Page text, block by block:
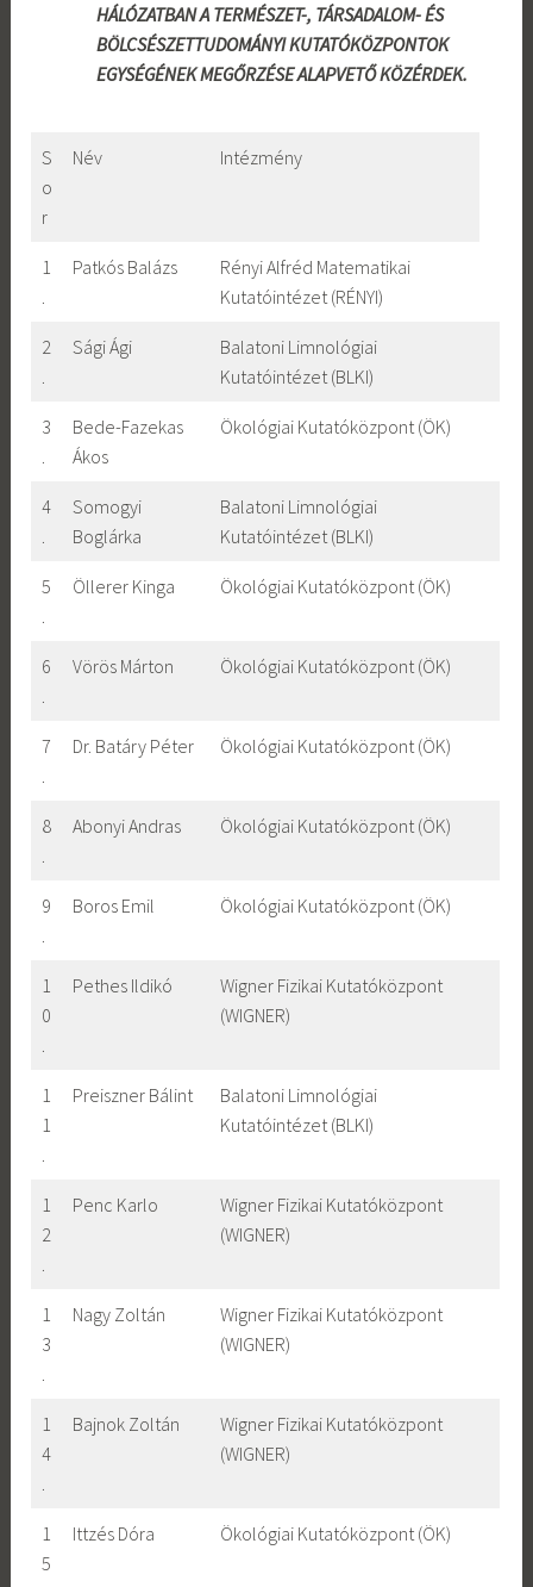
HÁLÓZATBAN A TERMÉSZET-, TÁRSADALOM- ÉS
BÖLCSÉSZETTUDOMÁNYI KUTATÓKÖZPONTOK
EGYSÉGÉNEK MEGŐRZÉSE ALAPVETŐ KÖZÉRDEK.
S
o
r
Név Intézmény
1
.
Patkós Balázs
Rényi Alfréd Matematikai
Kutatóintézet (RÉNYI)
2
.
Sági Ági
Balatoni Limnológiai
Kutatóintézet (BLKI)
3
.
Bede-Fazekas
Ákos
Ökológiai Kutatóközpont (ÖK)
4
.
Somogyi
Boglárka
Balatoni Limnológiai
Kutatóintézet (BLKI)
5
.
Öllerer Kinga Ökológiai Kutatóközpont (ÖK)
6
.
Vörös Márton Ökológiai Kutatóközpont (ÖK)
7
.
Dr. Batáry Péter Ökológiai Kutatóközpont (ÖK)
8
.
Abonyi Andras Ökológiai Kutatóközpont (ÖK)
9
.
Boros Emil Ökológiai Kutatóközpont (ÖK)
1
0
.
Pethes Ildikó
Wigner Fizikai Kutatóközpont
(WIGNER)
1
1
.
Preiszner Bálint
Balatoni Limnológiai
Kutatóintézet (BLKI)
1
2
.
Penc Karlo
Wigner Fizikai Kutatóközpont
(WIGNER)
1
3
.
Nagy Zoltán
Wigner Fizikai Kutatóközpont
(WIGNER)
1
4
.
Bajnok Zoltán
Wigner Fizikai Kutatóközpont
(WIGNER)
1
5
Ittzés Dóra Ökológiai Kutatóközpont (ÖK)